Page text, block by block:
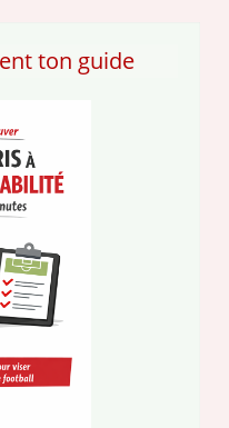
ton guide